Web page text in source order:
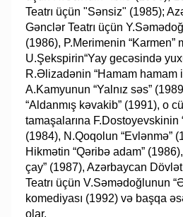
Teatrı üçün "Sənsiz" (1985);
Gənclər Teatrı üçün
(1986), P.Merimenin “Karmen”
U.Şekspirin“Yay gecəsində
R.Əlizadənin “Hamam hamam
A.Kamyunun “Yalnız səs”
“Aldanmış kəvakib” (1991), o
tamaşalarına F.Dostoyevskinin
(1984), N.Qoqolun “Evlənmə”
Hikmətin “Qəribə adam”
çay” (1987), Azərbaycan
Teatrı üçün V.Səmədoğlunun
komediyası (1992) və başqa
olar.